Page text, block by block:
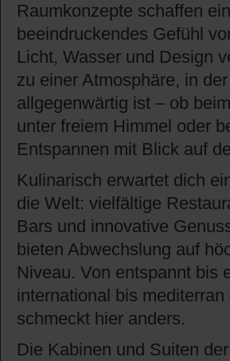
Raumkonzepte schaffen ein
beeindruckendes Gefühl
Licht, Wasser und Design
zu einer Atmosphäre, in
allgegenwärtig ist – ob
unter freiem Himmel oder
Entspannen mit Blick auf
Kulinarisch erwartet dich
die Welt: vielfältige
Bars und innovative
bieten Abwechslung auf
Niveau. Von entspannt bis
international bis mediterran
schmeckt hier anders.
Die Kabinen und Suiten